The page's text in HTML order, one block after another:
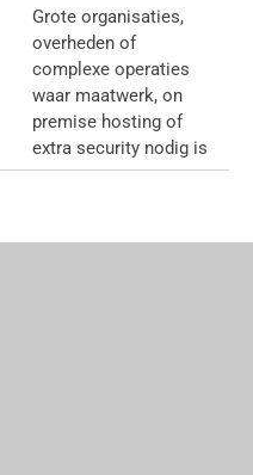
Grote organisaties,
overheden of
complexe operaties
waar maatwerk, on
premise hosting of
extra security nodig is